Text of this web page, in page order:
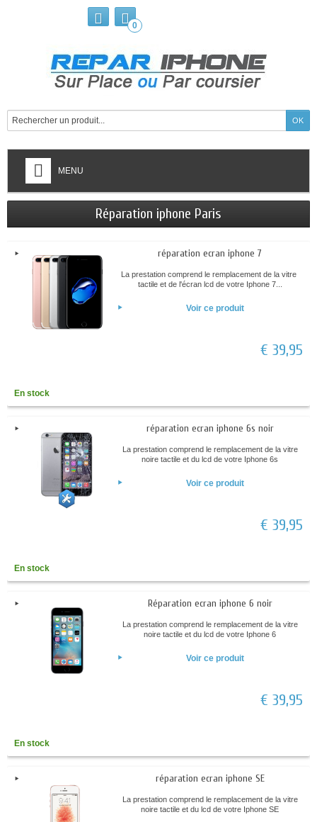
0
MENU
Réparation iphone Paris
réparation ecran iphone 7
La prestation comprend le remplacement de la vitre
tactile et de l'écran lcd de votre Iphone 7...
Voir ce produit
€ 39,95
En stock
réparation ecran iphone 6s noir
La prestation comprend le remplacement de la vitre
noire tactile et du lcd de votre Iphone 6s
Voir ce produit
€ 39,95
En stock
Réparation ecran iphone 6 noir
La prestation comprend le remplacement de la vitre
noire tactile et du lcd de votre Iphone 6
Voir ce produit
€ 39,95
En stock
réparation ecran iphone SE
La prestation comprend le remplacement de la vitre
noire tactile et du lcd de votre Iphone SE